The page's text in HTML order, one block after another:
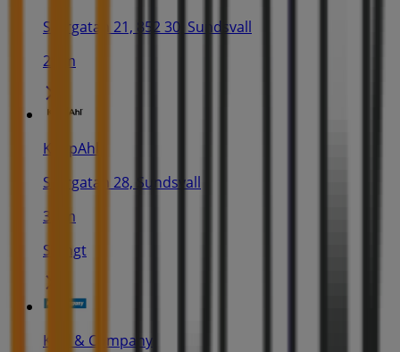
Storgatan 21, 852 30, Sundsvall
29 m
KappAhl
Storgatan 28, Sundsvall
37 m
Stängt
Kjell & Company